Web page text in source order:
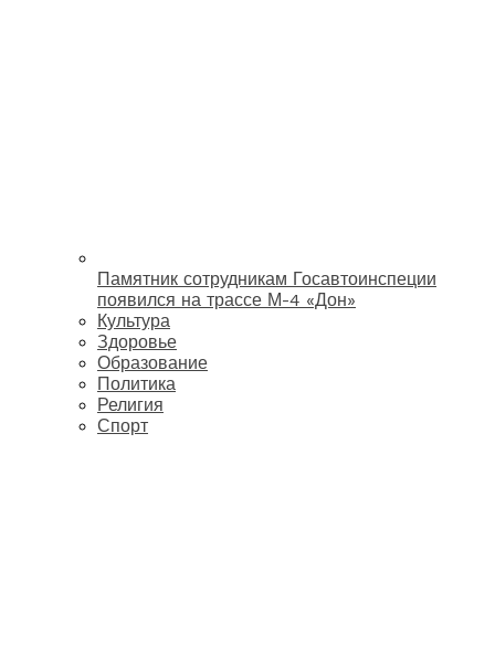
Памятник сотрудникам Госавтоинспеции
появился на трассе М-4 «Дон»
Культура
Здоровье
Образование
Политика
Религия
Спорт